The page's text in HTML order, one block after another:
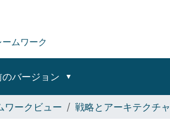
ムワーク
のバージョン
ワークビュー 戦略とアーキテクチャ